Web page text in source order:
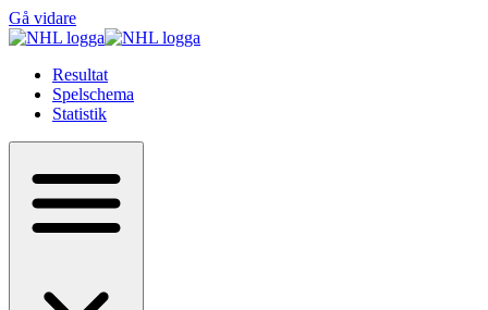
Gå vidare
Resultat
Spelschema
Statistik